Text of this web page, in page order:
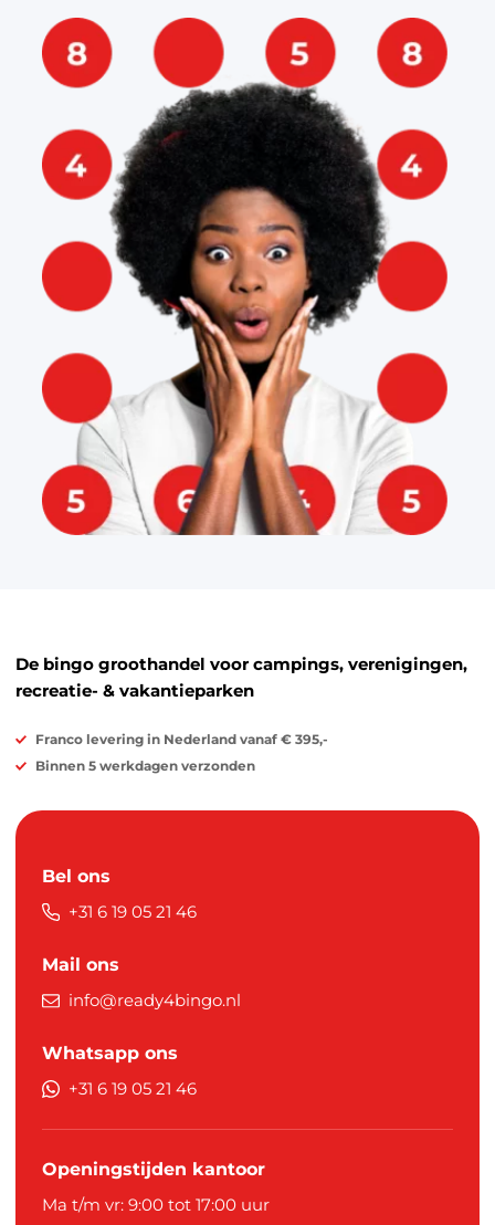
De bingo groothandel voor campings, verenigingen,
recreatie- & vakantieparken
Franco levering in Nederland vanaf € 395,-
Binnen 5 werkdagen verzonden
Bel ons
+31 6 19 05 21 46
Mail ons
info@ready4bingo.nl
Whatsapp ons
+31 6 19 05 21 46
Openingstijden kantoor
Ma t/m vr: 9:00 tot 17:00 uur